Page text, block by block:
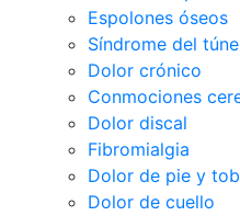
Espolones óseos
Síndrome del
Dolor crónico
Conmociones
Dolor discal
Fibromialgia
Dolor de pie y
Dolor de cuello